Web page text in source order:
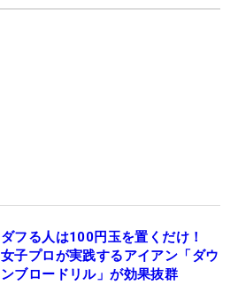
ダフる人は100円玉を置くだけ！
女子プロが実践するアイアン「ダウ
ンブロードリル」が効果抜群